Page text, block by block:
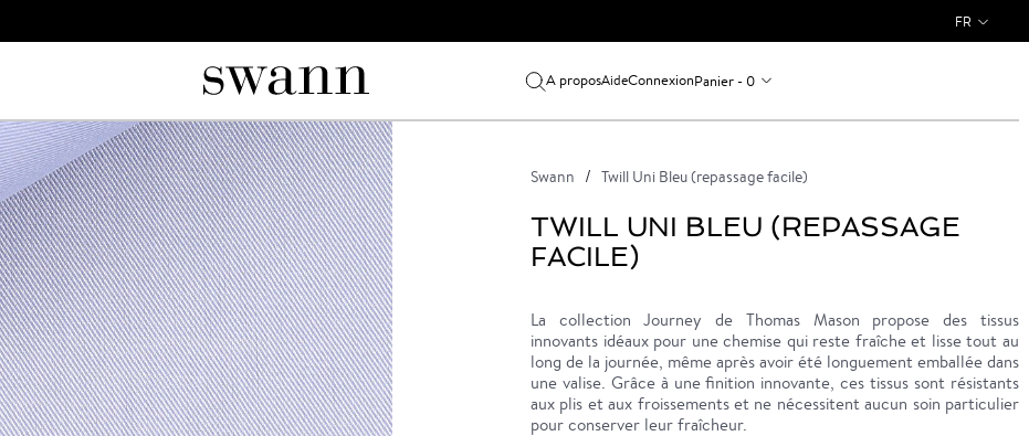
FR
A proposAideConnexionPanier - 0
Swann Twill Uni Bleu (repassage facile)
TWILL UNI BLEU (REPASSAGE
FACILE)
La collection Journey de Thomas Mason propose des tissus
innovants idéaux pour une chemise qui reste fraîche et lisse tout au
long de la journée, même après avoir été longuement emballée dans
une valise. Grâce à une finition innovante, ces tissus sont résistants
aux plis et aux froissements et ne nécessitent aucun soin particulier
pour conserver leur fraîcheur.